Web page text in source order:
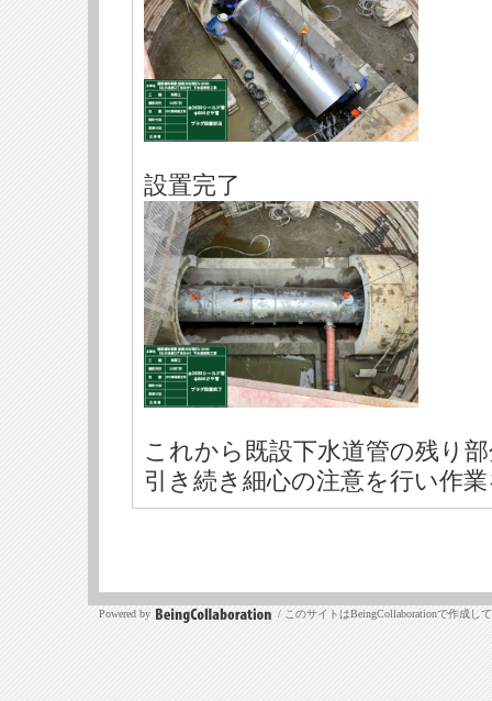
設置完了
これから既設下水道管の残り
引き続き細心の注意を行い作
Powered by / このサイトはBeingCollaborationで作成し